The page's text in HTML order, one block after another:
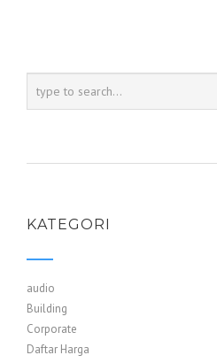
KATEGORI
audio
Building
Corporate
Daftar Harga